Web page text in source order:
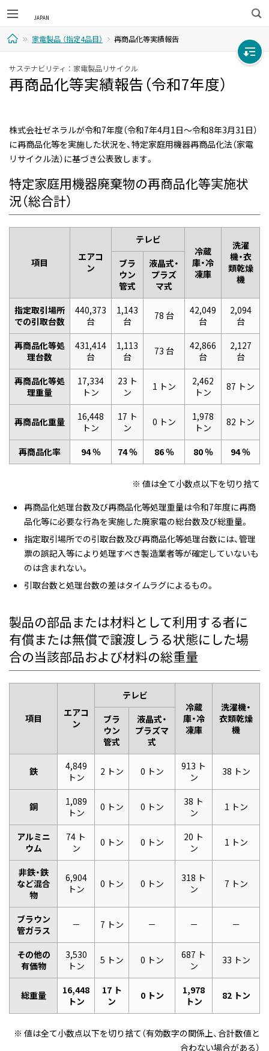
検
索
ー
家電製品 （指定4品目） 再商品化等実績報告
サステナビリティ ： 家電製品リサイクル
再商品化等実績報告（令和7年度）
株式会社ゼネラルが令和7年度（令和7年4月1日～令和8年3月31日）
に再商品化等を実施した状況を、特定家庭用機器再商品化法（家電
リサイクル法）に基づき公表致します。
特定家庭用機器廃棄物の再商品化等実施状
況（総合計）
項目
エアコ
ン
テレビ
冷蔵
庫・冷
凍庫
洗濯
機・衣
類乾燥
機
ブラ
ウン
管式
液晶式・
プラズ
マ式
指定取引場所
での引取台数
440,373
台
1,143
台
78 台
42,049
台
2,094
台
再商品化等処
理台数
431,414
台
1,113
台
73 台
42,866
台
2,127
台
再商品化等処
理重量
17,334
トン
23 ト
ン
1 トン
2,462
トン
87 トン
再商品化重量
16,448
トン
17 ト
ン
0 トン
1,978
トン
82 トン
再商品化率 94 ％ 74 ％ 86 ％ 80 ％ 94 ％
※ 値は全て小数点以下を切り捨て
再商品化処理台数及び再商品化等処理重量は令和7年度に再商
品化等に必要な行為を実施した廃家電の総台数及び総重量。
指定取引場所での引取台数及び再商品化等処理台数には、管理
票の誤記入等により処理すべき製造業者等が確定していないも
のは含まれない。
引取台数と処理台数の差はタイムラグによるもの。
製品の部品または材料として利用する者に
有償または無償で譲渡しうる状態にした場
合の当該部品および材料の総重量
項目
エアコ
ン
テレビ
冷蔵
庫・冷
凍庫
洗濯機・
衣類乾燥
機
ブラ
ウン
管式
液晶式・
プラズマ
式
鉄
4,849
トン
2 トン 0 トン
913 ト
ン
38 トン
銅
1,089
トン
0 トン 0 トン
38 ト
ン
1 トン
アルミニ
ウム
74 ト
ン
0 トン 0 トン
20 ト
ン
1 トン
非鉄・鉄
など混合
物
6,904
トン
0 トン 0 トン
318 ト
ン
7 トン
ブラウン
管ガラス
－ 7 トン － － －
その他の
有価物
3,530
トン
5 トン 0 トン
687 ト
ン
33 トン
総重量
16,448
トン
17 ト
ン
0 トン
1,978
トン
82 トン
※ 値は全て小数点以下を切り捨て（有効数字の関係上、合計数値と
合わない場合がある）